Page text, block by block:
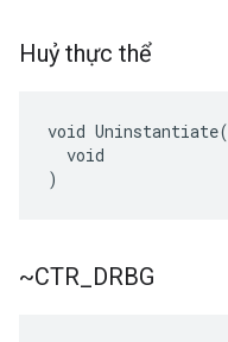
Huỷ thực thể
void Uninstantiate(
  void
)
~CTR DRBG